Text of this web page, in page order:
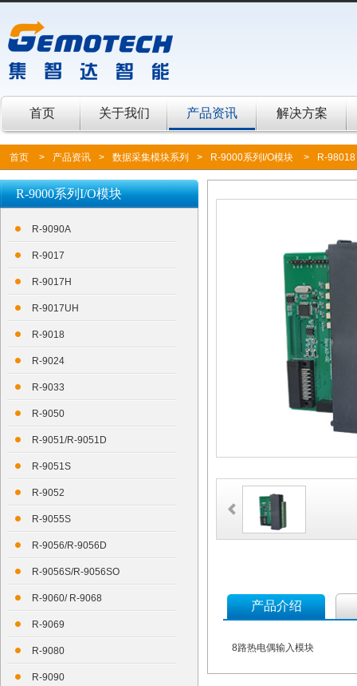
首页 关于我们 产品资讯 解决方案
首页 > 产品资讯 > 数据采集模块系列 > R-9000系列I/O模块 > R-98018
R-9000系列I/O模块
R-9090A
R-9017
R-9017H
R-9017UH
R-9018
R-9024
R-9033
R-9050
R-9051/R-9051D
R-9051S
R-9052
R-9055S
R-9056/R-9056D
R-9056S/R-9056SO
R-9060/ R-9068
R-9069
R-9080
R-9090
产品介绍
8路热电偶输入模块